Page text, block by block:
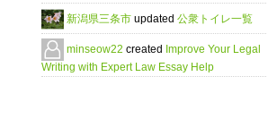
新潟県三条市 updated 公衆トイレ一覧
minseow22 created Improve Your Legal
Writing with Expert Law Essay Help